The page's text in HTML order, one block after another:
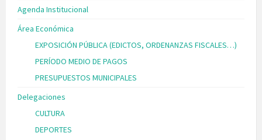
Agenda Institucional
Área Económica
EXPOSICIÓN PÚBLICA (EDICTOS, ORDENANZAS FISCALES…)
PERÍODO MEDIO DE PAGOS
PRESUPUESTOS MUNICIPALES
Delegaciones
CULTURA
DEPORTES